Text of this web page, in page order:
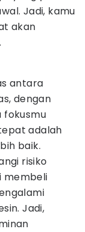
Jadi, kamu
akan
antara
dengan
fokusmu
adalah
baik.
risiko
membeli
Jadi,